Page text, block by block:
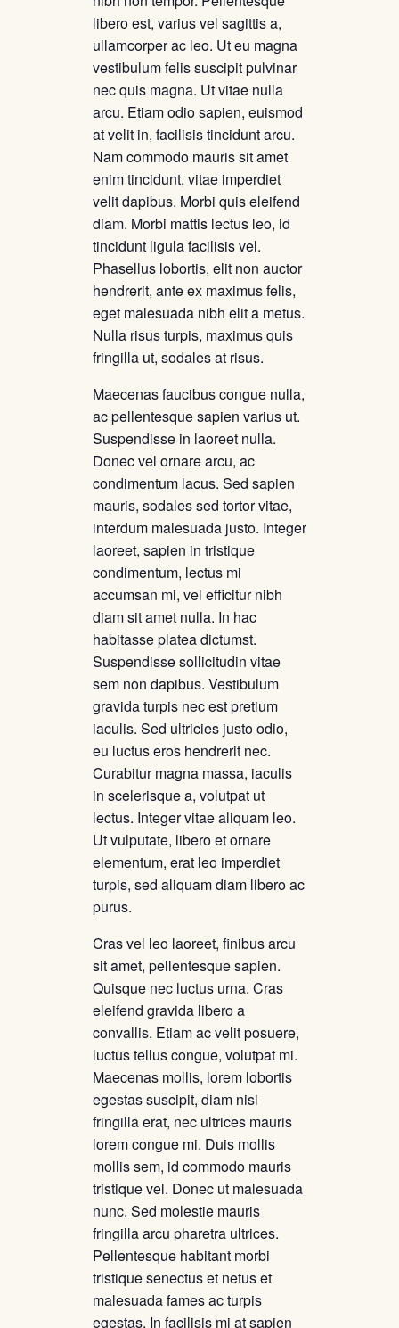
libero est, varius vel sagittis a,
ullamcorper ac leo. Ut eu magna
vestibulum felis suscipit pulvinar
nec quis magna. Ut vitae nulla
arcu. Etiam odio sapien, euismod
at velit in, facilisis tincidunt arcu.
Nam commodo mauris sit amet
enim tincidunt, vitae imperdiet
velit dapibus. Morbi quis eleifend
diam. Morbi mattis lectus leo, id
tincidunt ligula facilisis vel.
Phasellus lobortis, elit non auctor
hendrerit, ante ex maximus felis,
eget malesuada nibh elit a metus.
Nulla risus turpis, maximus quis
fringilla ut, sodales at risus.
Maecenas faucibus congue nulla,
ac pellentesque sapien varius ut.
Suspendisse in laoreet nulla.
Donec vel ornare arcu, ac
condimentum lacus. Sed sapien
mauris, sodales sed tortor vitae,
interdum malesuada justo. Integer
laoreet, sapien in tristique
condimentum, lectus mi
accumsan mi, vel efficitur nibh
diam sit amet nulla. In hac
habitasse platea dictumst.
Suspendisse sollicitudin vitae
sem non dapibus. Vestibulum
gravida turpis nec est pretium
iaculis. Sed ultricies justo odio,
eu luctus eros hendrerit nec.
Curabitur magna massa, iaculis
in scelerisque a, volutpat ut
lectus. Integer vitae aliquam leo.
Ut vulputate, libero et ornare
elementum, erat leo imperdiet
turpis, sed aliquam diam libero ac
purus.
Cras vel leo laoreet, finibus arcu
sit amet, pellentesque sapien.
Quisque nec luctus urna. Cras
eleifend gravida libero a
convallis. Etiam ac velit posuere,
luctus tellus congue, volutpat mi.
Maecenas mollis, lorem lobortis
egestas suscipit, diam nisi
fringilla erat, nec ultrices mauris
lorem congue mi. Duis mollis
mollis sem, id commodo mauris
tristique vel. Donec ut malesuada
nunc. Sed molestie mauris
fringilla arcu pharetra ultrices.
Pellentesque habitant morbi
tristique senectus et netus et
malesuada fames ac turpis
egestas. In facilisis mi at sapien